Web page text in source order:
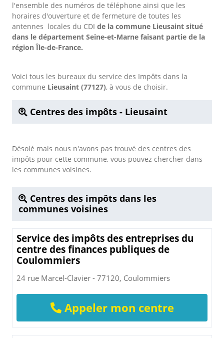
l'ensemble des numéros de téléphone ainsi que les
horaires d'ouverture et de fermeture de toutes les
antennes locales du CDI de la commune Lieusaint situé
dans le département Seine-et-Marne faisant partie de la
région Île-de-France.
Voici tous les bureaux du service des Impôts dans la
commune Lieusaint (77127), à vous de choisir.
Centres des impôts - Lieusaint
Désolé mais nous n'avons pas trouvé des centres des
impôts pour cette commune, vous pouvez chercher dans
les communes voisines.
Centres des impôts dans les
communes voisines
Service des impôts des entreprises du
centre des finances publiques de
Coulommiers
24 rue Marcel-Clavier - 77120, Coulommiers
Appeler mon centre